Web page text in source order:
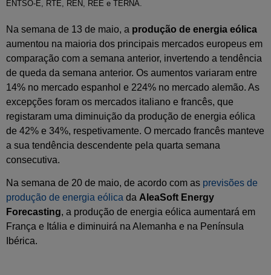
ENTSO-E, RTE, REN, REE e TERNA.
Na semana de 13 de maio, a produção de energia eólica
aumentou na maioria dos principais mercados europeus em
comparação com a semana anterior, invertendo a tendência
de queda da semana anterior. Os aumentos variaram entre
14% no mercado espanhol e 224% no mercado alemão. As
excepções foram os mercados italiano e francês, que
registaram uma diminuição da produção de energia eólica
de 42% e 34%, respetivamente. O mercado francês manteve
a sua tendência descendente pela quarta semana
consecutiva.
Na semana de 20 de maio, de acordo com as previsões de
produção de energia eólica da AleaSoft Energy
Forecasting, a produção de energia eólica aumentará em
França e Itália e diminuirá na Alemanha e na Península
Ibérica.